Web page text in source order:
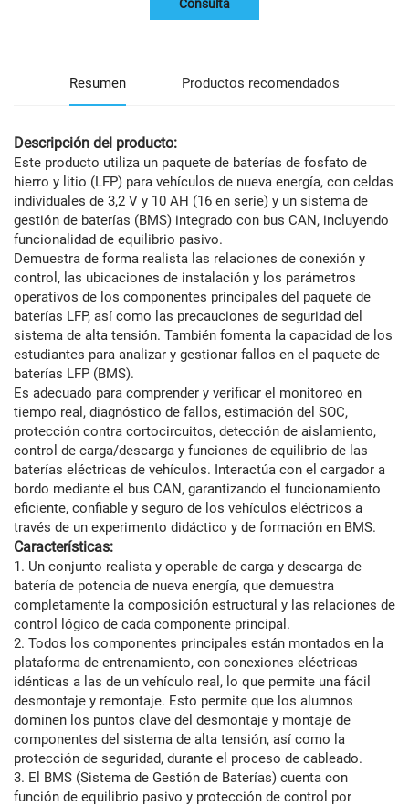
Consulta
Resumen Productos recomendados
Descripción del producto:
Este producto utiliza un paquete de baterías de fosfato de
hierro y litio (LFP) para vehículos de nueva energía, con celdas
individuales de 3,2 V y 10 AH (16 en serie) y un sistema de
gestión de baterías (BMS) integrado con bus CAN, incluyendo
funcionalidad de equilibrio pasivo.
Demuestra de forma realista las relaciones de conexión y
control, las ubicaciones de instalación y los parámetros
operativos de los componentes principales del paquete de
baterías LFP, así como las precauciones de seguridad del
sistema de alta tensión. También fomenta la capacidad de los
estudiantes para analizar y gestionar fallos en el paquete de
baterías LFP (BMS).
Es adecuado para comprender y verificar el monitoreo en
tiempo real, diagnóstico de fallos, estimación del SOC,
protección contra cortocircuitos, detección de aislamiento,
control de carga/descarga y funciones de equilibrio de las
baterías eléctricas de vehículos. Interactúa con el cargador a
bordo mediante el bus CAN, garantizando el funcionamiento
eficiente, confiable y seguro de los vehículos eléctricos a
través de un experimento didáctico y de formación en BMS.
Características:
1. Un conjunto realista y operable de carga y descarga de
batería de potencia de nueva energía, que demuestra
completamente la composición estructural y las relaciones de
control lógico de cada componente principal.
2. Todos los componentes principales están montados en la
plataforma de entrenamiento, con conexiones eléctricas
idénticas a las de un vehículo real, lo que permite una fácil
desmontaje y remontaje. Esto permite que los alumnos
dominen los puntos clave del desmontaje y montaje de
componentes del sistema de alta tensión, así como la
protección de seguridad, durante el proceso de cableado.
3. El BMS (Sistema de Gestión de Baterías) cuenta con
función de equilibrio pasivo y protección de control por